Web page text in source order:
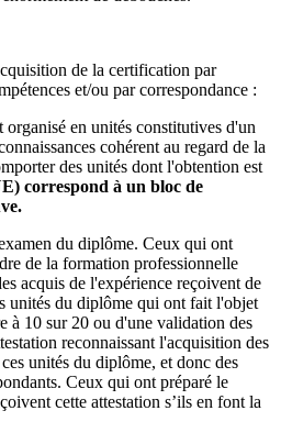
de la certification par
et/ou par correspondance :
organisé en unités constitutives d'un
cohérent au regard de la
des unités dont l'obtention est
correspond à un bloc de
du diplôme. Ceux qui ont
de la formation professionnelle
acquis de l'expérience reçoivent de
unités du diplôme qui ont fait l'objet
à 10 sur 20 ou d'une validation des
reconnaissant l'acquisition des
unités du diplôme, et donc des
Ceux qui ont préparé le
cette attestation s’ils en font la